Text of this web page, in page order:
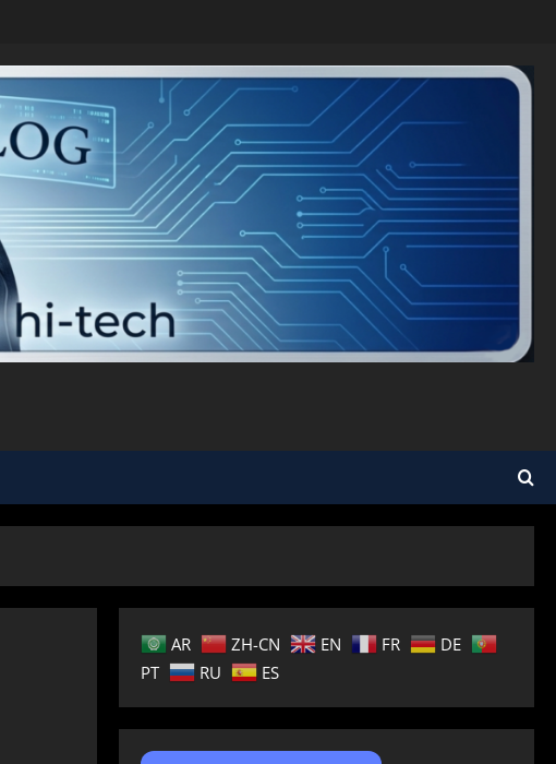
AR ZH-CN EN FR
DE
PT
RU ES